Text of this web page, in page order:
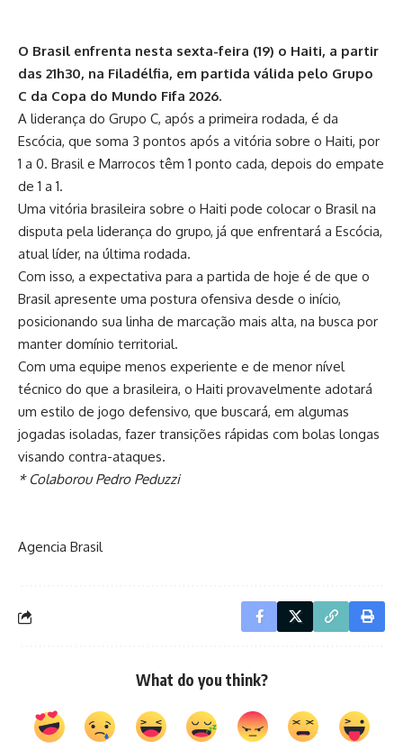
O Brasil enfrenta nesta sexta-feira (19) o Haiti, a partir
das 21h30, na Filadélfia, em partida válida pelo Grupo
C da Copa do Mundo Fifa 2026.
A liderança do Grupo C, após a primeira rodada, é da
Escócia, que soma 3 pontos após a vitória sobre o Haiti, por
1 a 0. Brasil e Marrocos têm 1 ponto cada, depois do empate
de 1 a 1.
Uma vitória brasileira sobre o Haiti pode colocar o Brasil na
disputa pela liderança do grupo, já que enfrentará a Escócia,
atual líder, na última rodada.
Com isso, a expectativa para a partida de hoje é de que o
Brasil apresente uma postura ofensiva desde o início,
posicionando sua linha de marcação mais alta, na busca por
manter domínio territorial.
Com uma equipe menos experiente e de menor nível
técnico do que a brasileira, o Haiti provavelmente adotará
um estilo de jogo defensivo, que buscará, em algumas
jogadas isoladas, fazer transições rápidas com bolas longas
visando contra-ataques.
* Colaborou Pedro Peduzzi
Agencia Brasil
What do you think?